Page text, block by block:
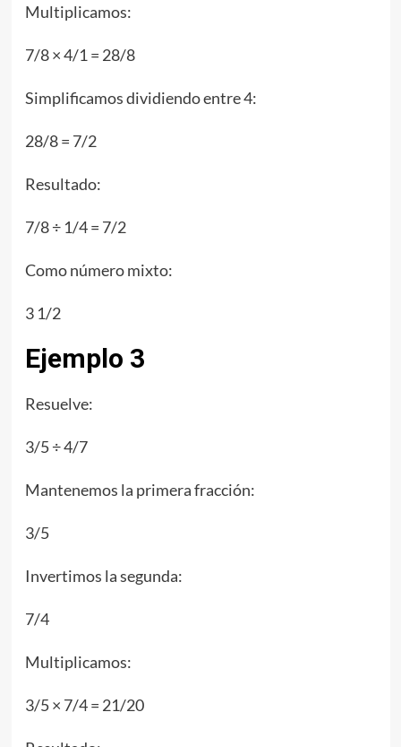
Multiplicamos:
7/8 × 4/1 = 28/8
Simplificamos dividiendo entre 4:
28/8 = 7/2
Resultado:
7/8 ÷ 1/4 = 7/2
Como número mixto:
3 1/2
Ejemplo 3
Resuelve:
3/5 ÷ 4/7
Mantenemos la primera fracción:
3/5
Invertimos la segunda:
7/4
Multiplicamos:
3/5 × 7/4 = 21/20